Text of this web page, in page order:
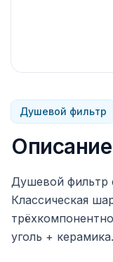
Душевой фильтр
Описание
Душевой фильтр
Классическая
уголь + керамика.